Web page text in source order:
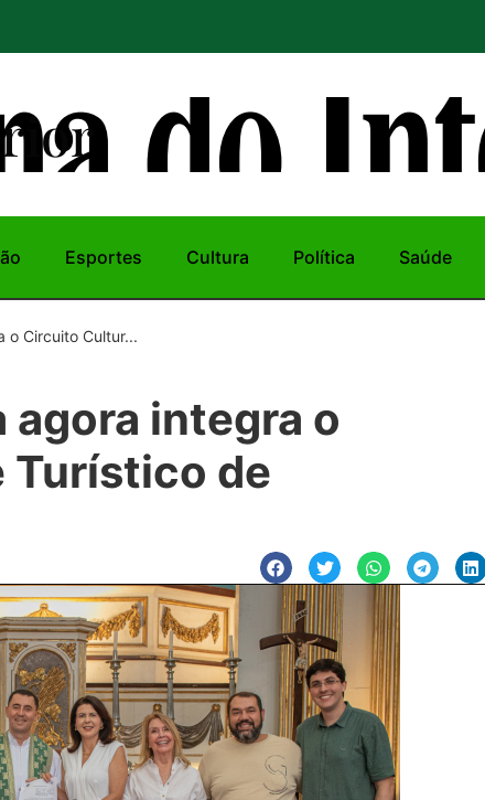
rior
Esportes Cultura Política Saúde
o Circuito Cultur...
agora integra o
Turístico de